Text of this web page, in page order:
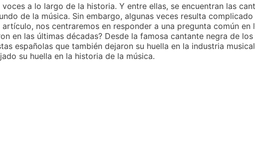
a lo largo de la historia. Y entre ellas, se encuentran las
de la música. Sin embargo, algunas veces resulta
nos centraremos en responder a una pregunta común en
en las últimas décadas? Desde la famosa cantante negra de
españolas que también dejaron su huella en la industria
su huella en la historia de la música.